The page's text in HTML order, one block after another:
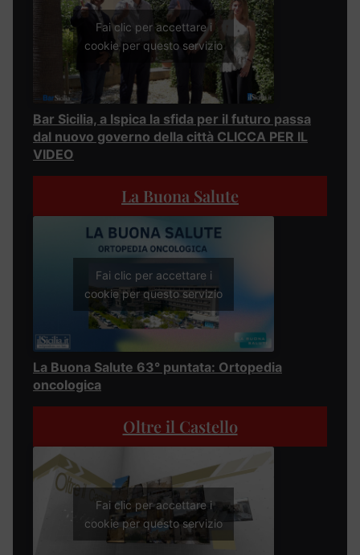
Fai clic per accettare i
cookie per questo servizio
Bar Sicilia, a Ispica la sfida per il futuro passa
dal nuovo governo della città CLICCA PER IL
VIDEO
La Buona Salute
Fai clic per accettare i
cookie per questo servizio
La Buona Salute 63° puntata: Ortopedia
oncologica
Oltre il Castello
Fai clic per accettare i
cookie per questo servizio